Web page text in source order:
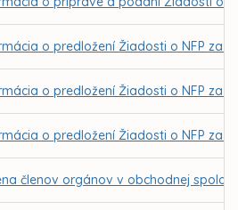
o predložení Žiadosti o NFP za
o predložení Žiadosti o NFP za
o predložení Žiadosti o NFP za
členov orgánov v obchodnej